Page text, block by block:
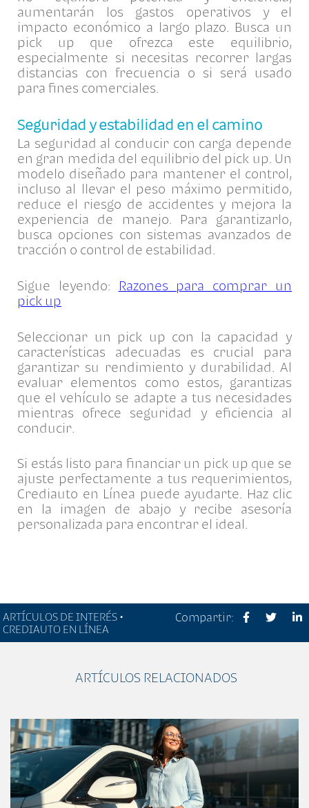
aumentarán los gastos operativos y el
impacto económico a largo plazo. Busca un
pick up que ofrezca este equilibrio,
especialmente si necesitas recorrer largas
distancias con frecuencia o si será usado
para fines comerciales.
Seguridad y estabilidad en el camino
La seguridad al conducir con carga depende
en gran medida del equilibrio del pick up. Un
modelo diseñado para mantener el control,
incluso al llevar el peso máximo permitido,
reduce el riesgo de accidentes y mejora la
experiencia de manejo. Para garantizarlo,
busca opciones con sistemas avanzados de
tracción o control de estabilidad.
Sigue leyendo:
Razones para comprar un
pick up
Seleccionar un pick up con la capacidad y
características adecuadas es crucial para
garantizar su rendimiento y durabilidad. Al
evaluar elementos como estos, garantizas
que el vehículo se adapte a tus necesidades
mientras ofrece seguridad y eficiencia al
conducir.
Si estás listo para financiar un pick up que se
ajuste perfectamente a tus requerimientos,
Crediauto en Línea puede ayudarte. Haz clic
en la imagen de abajo y recibe asesoría
personalizada para encontrar el ideal.
ARTÍCULOS DE INTERÉS •
CREDIAUTO EN LÍNEA
Compartir:
ARTÍCULOS RELACIONADOS